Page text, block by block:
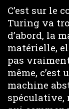
C’est sur le
Turing va
d’abord, la
matérielle,
pas
même, c’est
machine
spéculative,